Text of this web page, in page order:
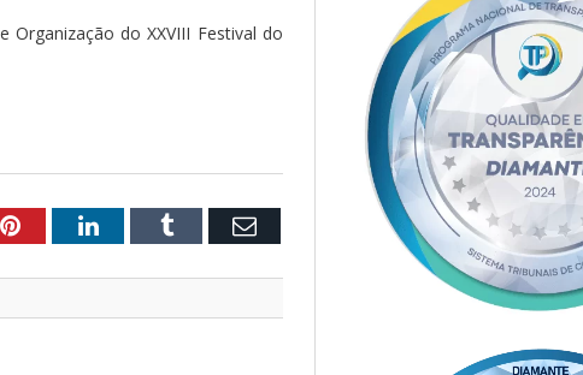
do XXVIII Festival do
PinterestLinkedInTumblr Email